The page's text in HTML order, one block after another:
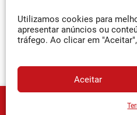
Utilizamos cookies para
apresentar anúncios ou
tráfego. Ao clicar em
Aceitar